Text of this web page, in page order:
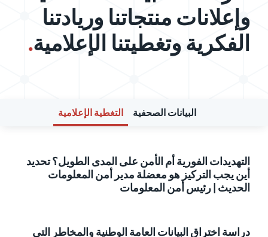
وإعلانات منتجاتنا وريادتنا
الفكرية وتغطيتنا الإعلامية.
البيانات الصحفية التغطية الإعلامية
التهديدات الفورية أم الأمن على المدى الطويل؟ تحديد
أين يجب التركيز هو معضلة مدير أمن المعلومات
الحديث | رئيس أمن المعلومات
دراسة اختراق البيانات العامة الوطنية والمخاطر التي